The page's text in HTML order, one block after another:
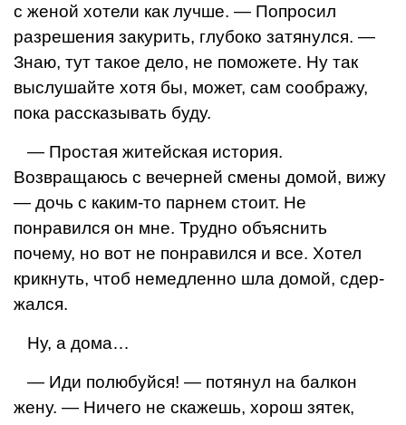
с женой хотели как лучше. — Попросил
разрешения закурить, глубоко затянулся. —
Знаю, тут та­кое дело, не поможете. Ну так
выслушайте хотя бы, может, сам соображу,
пока рассказывать буду.
— Простая житейская история.
Возвращаюсь с ве­черней смены домой, вижу
— дочь с каким-то парнем стоит. Не
понравился он мне. Трудно объяснить
почему, но вот не понравился и все. Хотел
крикнуть, чтоб немедленно шла домой, сдер­
жался.
Ну, а дома…
— Иди полюбуйся! — по­тянул на балкон
жену. — Ни­чего не скажешь, хорош зя­тек,